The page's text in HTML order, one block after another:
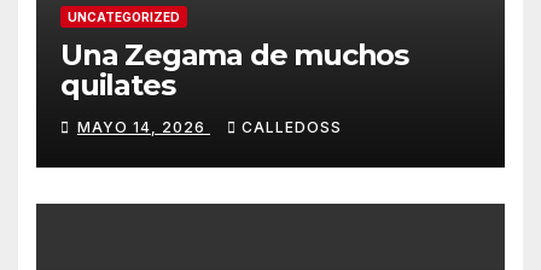
UNCATEGORIZED
Una Zegama de muchos
quilates
MAYO 14, 2026 CALLEDOSS